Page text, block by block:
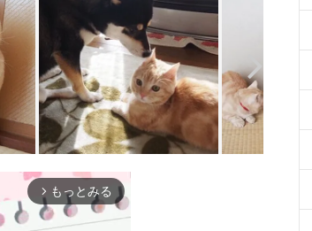
arrow_forward_ios もっとみる